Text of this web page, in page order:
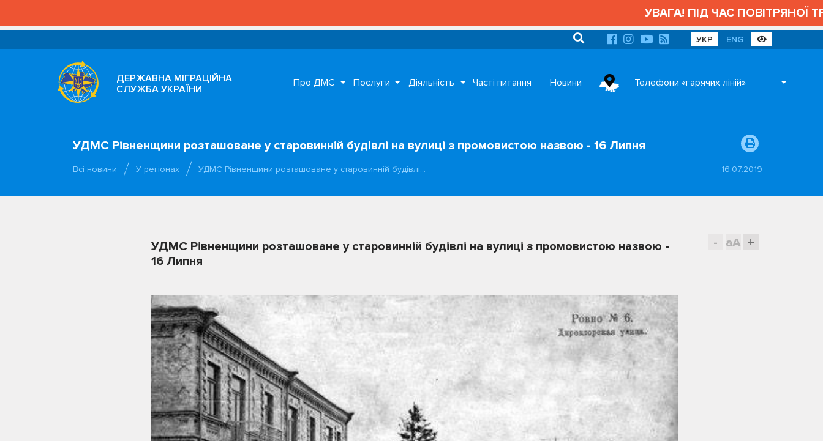
УВАГА! ПІД ЧАС ПОВІТРЯНОЇ
УКР ENG
ДЕРЖАВНА МІГРАЦІЙНА
СЛУЖБА УКРАЇНИ
Про ДМС Послуги Діяльність Часті питання Новини Телефони «гарячих ліній»
УДМС Рівненщини розташоване у старовинній будівлі на вулиці з промовистою назвою - 16 Липня
Всі новини У регіонах УДМС Рівненщини розташоване у старовинній будівлі… 16.07.2019
- aA +
УДМС Рівненщини розташоване у старовинній будівлі на вулиці з промовистою назвою -
16 Липня